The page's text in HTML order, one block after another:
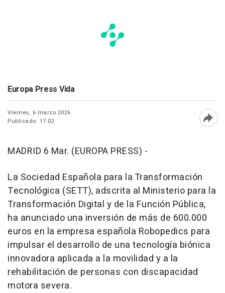
Europa Press Vida
Viernes, 6 marzo 2026
Publicado: 17:02
MADRID 6 Mar. (EUROPA PRESS) -
La Sociedad Española para la Transformación
Tecnológica (SETT), adscrita al Ministerio para la
Transformación Digital y de la Función Pública,
ha anunciado una inversión de más de 600.000
euros en la empresa española Robopedics para
impulsar el desarrollo de una tecnología biónica
innovadora aplicada a la movilidad y a la
rehabilitación de personas con discapacidad
motora severa.